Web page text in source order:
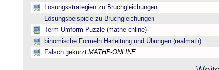
Lösungsstrategien zu Bruchgleichungen
Lösungsbeispiele zu Bruchgleichungen
Term-Umform-Puzzle (mathe-online)
binomische Formeln:Herleitung und Übungen (realmath)
Falsch gekürzt MATHE-ONLINE